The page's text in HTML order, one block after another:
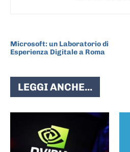
Microsoft: un Laboratorio di
Esperienza Digitale a Roma
LEGGI ANCHE...